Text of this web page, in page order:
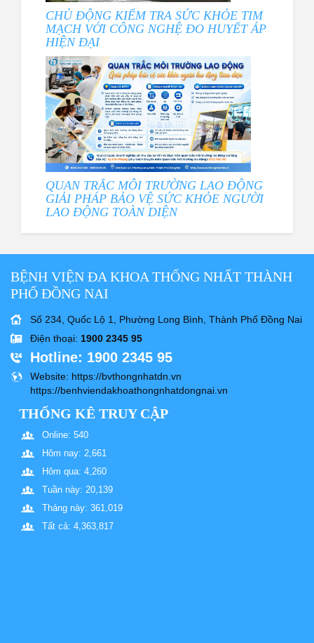
CHỦ ĐỘNG KIỂM TRA SỨC KHỎE TIM
MẠCH VỚI CÔNG NGHỆ ĐO HUYẾT ÁP
HIỆN ĐẠI
QUAN TRẮC MÔI TRƯỜNG LAO ĐỘNG
GIẢI PHÁP BẢO VỆ SỨC KHỎE NGƯỜI
LAO ĐỘNG TOÀN DIỆN
BỆNH VIỆN ĐA KHOA THỐNG NHẤT THÀNH
PHỐ ĐỒNG NAI
Số 234, Quốc Lộ 1, Phường Long Bình, Thành Phố Đồng Nai
Điện thoại: 1900 2345 95
Hotline: 1900 2345 95
Website: https://bvthongnhatdn.vn
https://benhviendakhoathongnhatdongnai.vn
THỐNG KÊ TRUY CẬP
Online: 540
Hôm nay: 2,661
Hôm qua: 4,260
Tuần này: 20,139
Tháng này: 361,019
Tất cả: 4,363,817